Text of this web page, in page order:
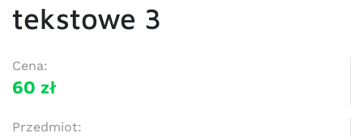
tekstowe 3
Cena:
60 zł
Przedmiot: